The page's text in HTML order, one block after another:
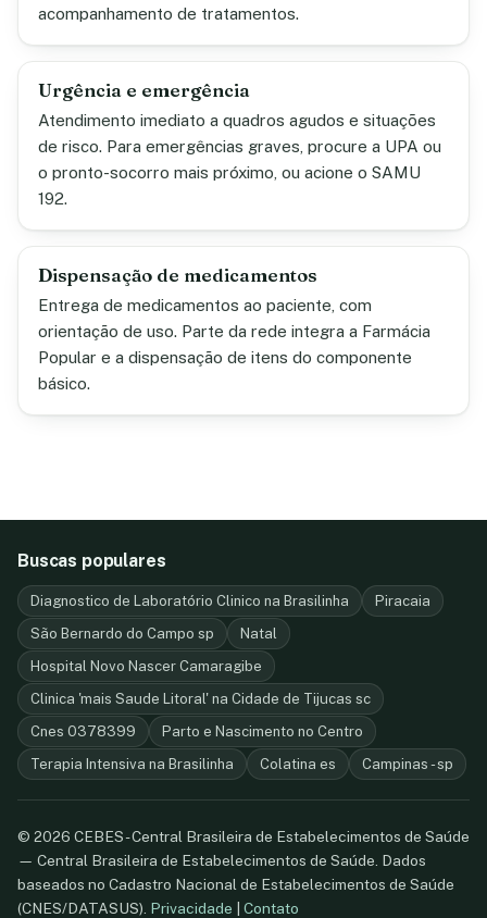
acompanhamento de tratamentos.
Urgência e emergência
Atendimento imediato a quadros agudos e situações
de risco. Para emergências graves, procure a UPA ou
o pronto-socorro mais próximo, ou acione o SAMU
192.
Dispensação de medicamentos
Entrega de medicamentos ao paciente, com
orientação de uso. Parte da rede integra a Farmácia
Popular e a dispensação de itens do componente
básico.
Buscas populares
Diagnostico de Laboratório Clinico na Brasilinha
Piracaia
São Bernardo do Campo sp
Natal
Hospital Novo Nascer Camaragibe
Clinica 'mais Saude Litoral' na Cidade de Tijucas sc
Cnes 0378399
Parto e Nascimento no Centro
Terapia Intensiva na Brasilinha
Colatina es Campinas - sp
© 2026 CEBES - Central Brasileira de Estabelecimentos de Saúde
— Central Brasileira de Estabelecimentos de Saúde. Dados
baseados no Cadastro Nacional de Estabelecimentos de Saúde
(CNES/DATASUS). Privacidade Contato